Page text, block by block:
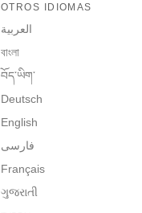
OTROS IDIOMAS
العربية
বাংলা
བོད་ཡིག་
Deutsch
English
فارسی
Français
ગુજરાતી